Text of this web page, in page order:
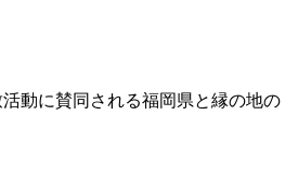
動に賛同される福岡県と縁の地の